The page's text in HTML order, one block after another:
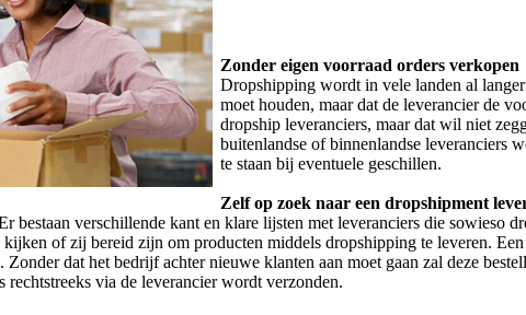
Zonder eigen voorraad orders verkopen
Dropshipping wordt in vele landen al
moet houden, maar dat de leverancier de
dropship leveranciers, maar dat wil niet
buitenlandse of binnenlandse leveranciers
te staan bij eventuele geschillen.
Zelf op zoek naar een dropshipment
bestaan verschillende kant en klare lijsten met leveranciers die sowieso
of zij bereid zijn om producten middels dropshipping te leveren.
dat het bedrijf achter nieuwe klanten aan moet gaan zal deze
via de leverancier wordt verzonden.